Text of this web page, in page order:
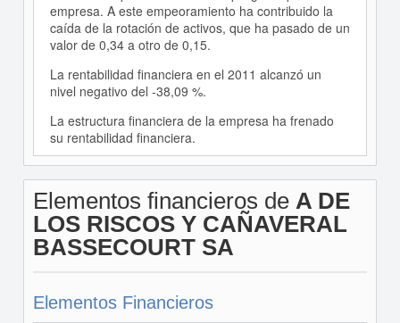
empresa. A este empeoramiento ha contribuido la
caída de la rotación de activos, que ha pasado de un
valor de 0,34 a otro de 0,15.
La rentabilidad financiera en el 2011 alcanzó un
nivel negativo del -38,09 %.
La estructura financiera de la empresa ha frenado
su rentabilidad financiera.
Elementos financieros de A DE
LOS RISCOS Y CAÑAVERAL
BASSECOURT SA
Elementos Financieros